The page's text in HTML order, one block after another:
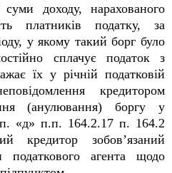
суми доходу, нарахованого
платників податку, за
у якому такий борг було
сплачує податок з
їх у річній податковій
кредитором
(анулювання) боргу у
«д» п.п. 164.2.17 п. 164.2
кредитор зобов’язаний
податкового агента щодо